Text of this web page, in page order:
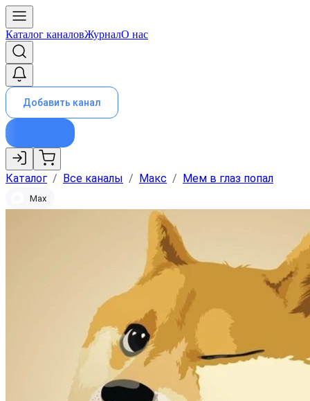
Каталог каналовЖурналО нас
Добавить канал
Каталог / Все каналы / Макс / Мем в глаз попал
Max